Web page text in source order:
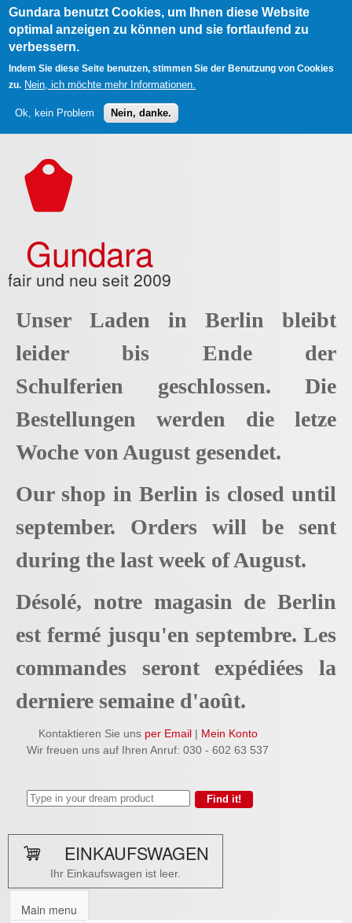
Gundara benutzt Cookies, um Ihnen diese Website
optimal anzeigen zu können und sie fortlaufend zu
verbessern.
Indem Sie diese Seite benutzen, stimmen Sie der Benutzung von Cookies
zu. Nein, ich möchte mehr Informationen.
Ok, kein Problem Nein, danke.
Gundara
fair und neu seit 2009
Unser Laden in Berlin bleibt
leider bis Ende der
Schulferien geschlossen. Die
Bestellungen werden die letze
Woche von August gesendet.
Our shop in Berlin is closed until
september. Orders will be sent
during the last week of August.
Désolé, notre magasin de Berlin
est fermé jusqu'en septembre. Les
commandes seront expédiées la
derniere semaine d'août.
Kontaktieren Sie uns per Email| Mein Konto
Wir freuen uns auf Ihren Anruf: 030 - 602 63 537
EINKAUFSWAGEN
Ihr Einkaufswagen ist leer.
Main menu